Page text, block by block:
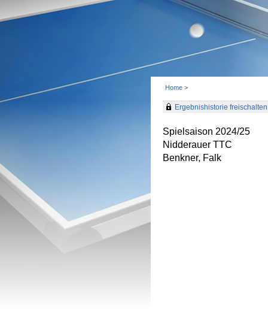
Home >
Ergebnishistorie freischalten
Spielsaison 2024/25
Nidderauer TTC
Benkner, Falk